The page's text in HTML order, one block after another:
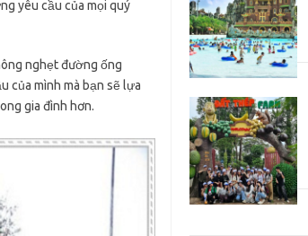
yêu cầu của mọi quý
nghẹt đường ống
của mình mà bạn sẽ lựa
gia đình hơn.